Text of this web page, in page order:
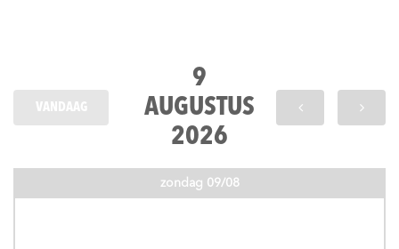
VANDAAG
9
AUGUSTUS
2026
zondag 09/08